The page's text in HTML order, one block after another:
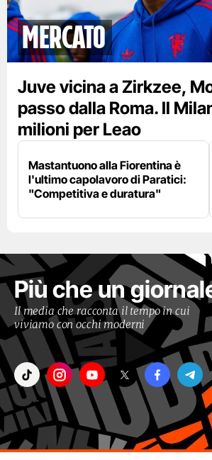
mercato
Juve vicina a Zirkzee,
passo dalla Roma. Il
milioni per Leao
Mastantuono alla Fiorentina è
l'ultimo capolavoro di Paratici:
"Competitiva e duratura"
Più che un
Il media che racconta il tempo in cui
viviamo con occhi moderni